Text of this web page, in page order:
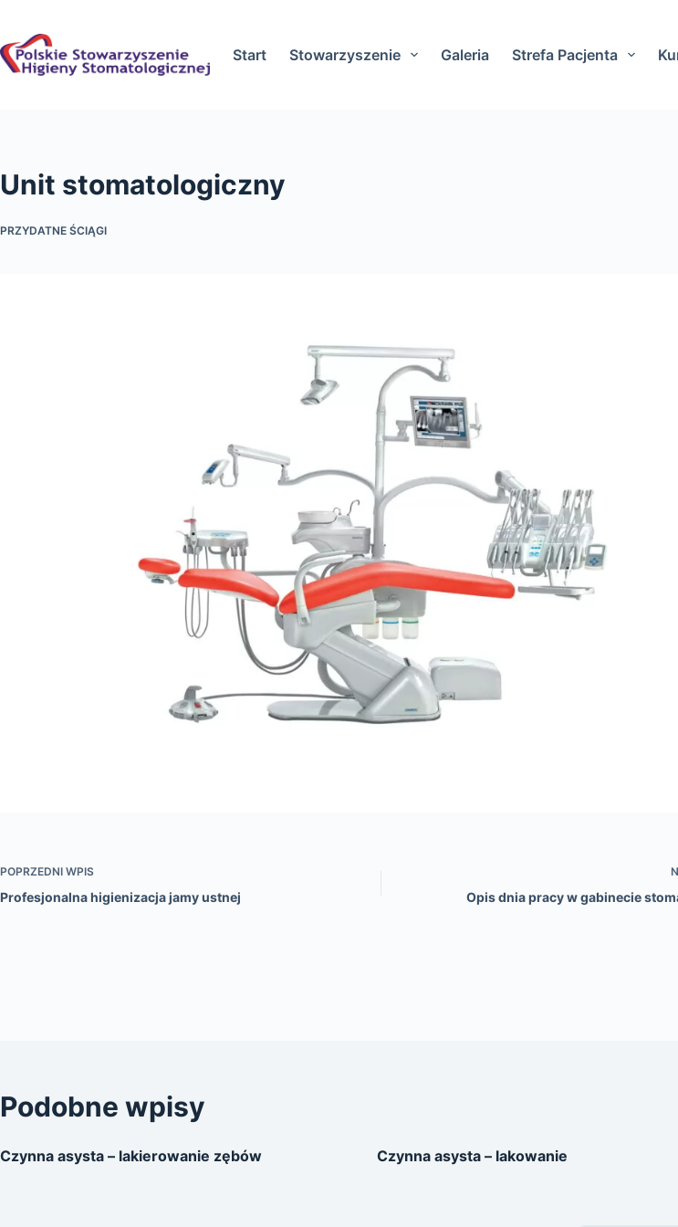
treści
Start Stowarzyszenie Galeria Strefa Pacjenta
Unit stomatologiczny
PRZYDATNE ŚCIĄGI
POPRZEDNI WPIS
Profesjonalna higienizacja jamy ustnej Opis dnia pracy w gabinecie
Podobne wpisy
Czynna asysta – lakierowanie zębów Czynna asysta – lakowanie